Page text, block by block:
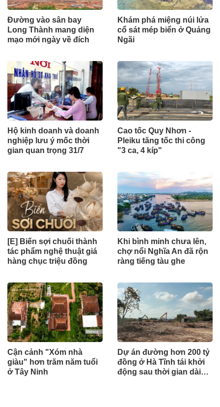
Đường vào sân bay
Long Thành mang diện
mạo mới ngày về đích
Khám phá miệng núi lửa
cổ sát mép biển ở Quảng
Ngãi
Hộ kinh doanh và doanh
nghiệp lưu ý mốc thời
gian quan trọng 31/7
Cao tốc Quy Nhơn -
Pleiku tăng tốc thi công
"3 ca, 4 kíp"
[E] Biến sợi chuối thành
tác phẩm nghệ thuật giá
hàng chục triệu đồng
Khi bình minh chưa lên,
chợ nổi Nghĩa An đã rộn
ràng tiếng tàu ghe
Cận cảnh "Xóm nhà
giàu" hơn trăm năm tuổi
ở Tây Ninh
Dự án đường hơn 200 tỷ
đồng ở Hà Tĩnh tái khởi
động sau thời gian dài